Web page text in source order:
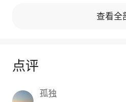
查看全
点评
孤独